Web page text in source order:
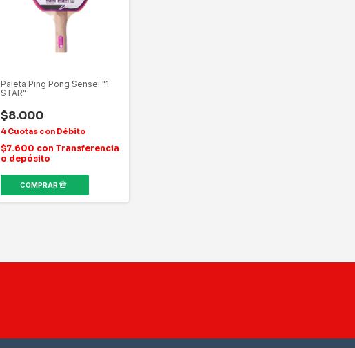
Paleta Ping Pong Sensei "1
STAR"
$8.000
$7.600 con Transferencia
o depósito